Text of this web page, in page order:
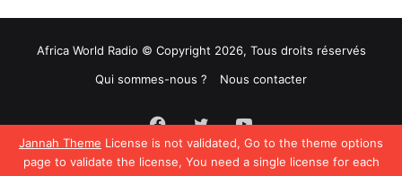
Jannah Theme License is not validated, Go to the theme options
page to validate the license, You need a single license for each
Africa World Radio © Copyright 2026, Tous droits réservés
Qui sommes-nous ?
Nous contacter
Facebook
TwitterYouTube